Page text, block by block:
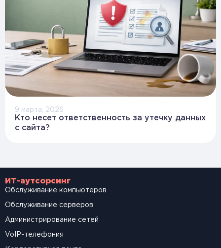
9 марта, 2026
Кто несет ответственность за утечку данных
с сайта?
ИТ-аутсорсинг
Обслуживание компьютеров
Обслуживание серверов
Администрирование сетей
VoIP-телефония